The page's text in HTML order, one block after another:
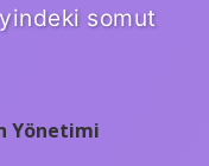
somut
Yönetimi